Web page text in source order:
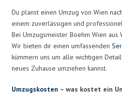
Du planst einen Umzug von Wien
einem zuverlässigen und
Bei Umzugsmeister Boehm Wien aus
Wir bieten dir einen umfassenden
kümmern uns um alle wichtigen
neues Zuhause umziehen kannst.
Umzugskosten – was kostet ein